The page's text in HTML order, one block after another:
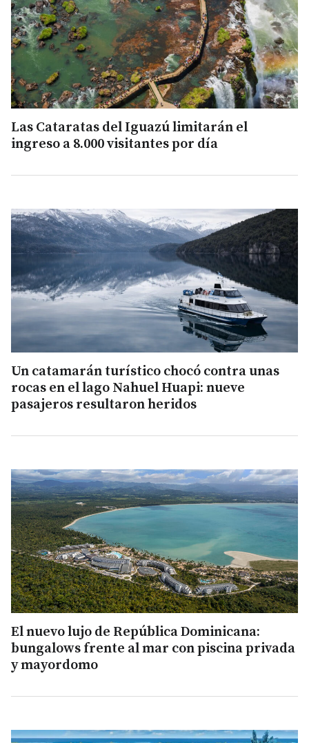
Las Cataratas del Iguazú limitarán el
ingreso a 8.000 visitantes por día
Un catamarán turístico chocó contra unas
rocas en el lago Nahuel Huapi: nueve
pasajeros resultaron heridos
El nuevo lujo de República Dominicana:
bungalows frente al mar con piscina privada
y mayordomo